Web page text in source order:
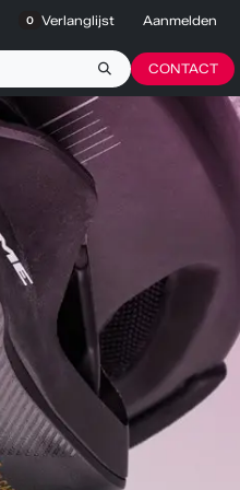
0 Verlanglijst Aanmelden
CONTACT